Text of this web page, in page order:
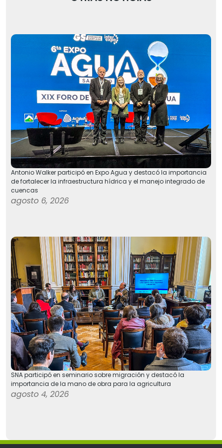
Antonio Walker participó en Expo Agua y destacó la importancia
de fortalecer la infraestructura hídrica y el manejo integrado de
cuencas
agosto 6, 2026
SNA participó en seminario sobre migración y destacó la
importancia de la mano de obra para la agricultura
agosto 4, 2026